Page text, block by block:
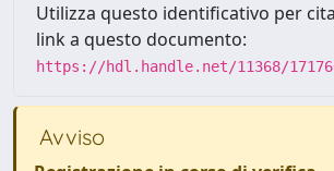
Utilizza questo identificativo per
link a questo documento:
https://hdl.handle.net/11368/
Avviso